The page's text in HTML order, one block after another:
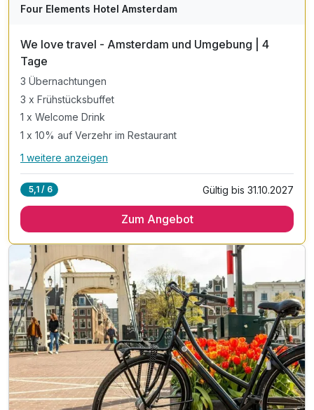
WAR
202
Four Elements Hotel Amsterdam
We love travel - Amsterdam und Umgebung | 4
Tage
3 Übernachtungen
3 x Frühstücksbuffet
1 x Welcome Drink
1 x 10% auf Verzehr im Restaurant
Alle Inklusivleistungen
1 x 10% auf Verzehr im Restaurant
inkl. Kaffee und Teezubereitung im Zimmer
1 weitere anzeigen
5,1 / 6 Gültig bis 31.10.2027
Zum Angebot